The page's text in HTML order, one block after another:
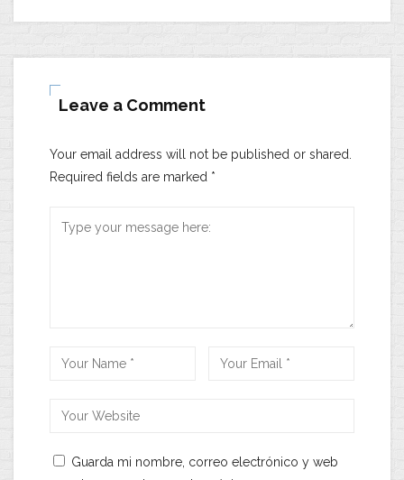
Leave a Comment
Your email address will not be published or shared.
Required fields are marked *
Guarda mi nombre, correo electrónico y web